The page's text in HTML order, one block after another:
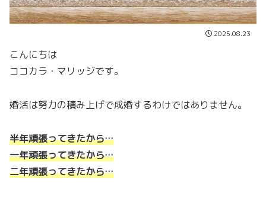
2025.08.23
こんにちは
ココカラ・マリッジです。
婚活は努力の積み上げで成婚するわけではありません。
半年頑張ってきたから…
一年頑張ってきたから…
二年頑張ってきたから…